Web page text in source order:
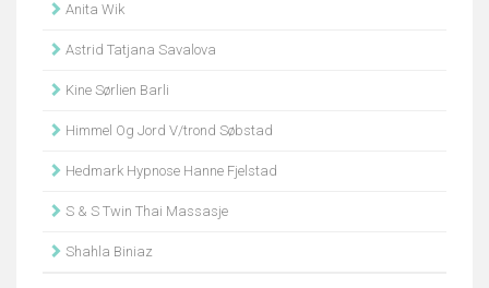
Anita Wik
Astrid Tatjana Savalova
Kine Sørlien Barli
Himmel Og Jord V/trond Søbstad
Hedmark Hypnose Hanne Fjelstad
S & S Twin Thai Massasje
Shahla Biniaz